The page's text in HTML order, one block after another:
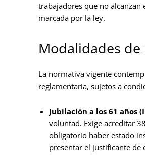
trabajadores que no
marcada por la ley.
Modalidades
La normativa vigente
reglamentaria, sujetos a
Jubilación a los 61 años
voluntad. Exige acreditar
obligatorio haber estado
presentar el justificante